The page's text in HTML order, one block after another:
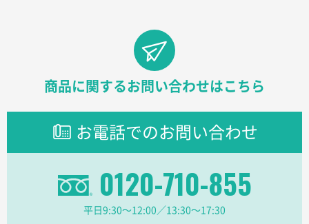
ラミネート紙袋 規格S1サイズ(A5対応)
2026年03月26日 17:31
三重県S社様
2026年03月23日 11:22
希望の商品、値段であった。いぜん注文したことがあ
るため、
商品に関するお問い合わせはこちら
お電話でのお問い合わせ
0120-710-855
平日9:30〜12:00／13:30〜17:30